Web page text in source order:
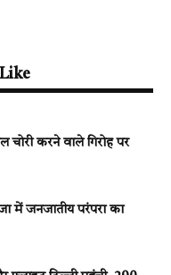
करने वाले गिरोह पर
में जनजातीय परंपरा का